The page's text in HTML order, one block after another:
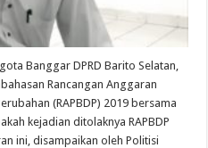
Banggar DPRD Barito Selatan,
Rancangan Anggaran
(RAPBDP) 2019 bersama
kejadian ditolaknya RAPBDP
ini, disampaikan oleh Politisi